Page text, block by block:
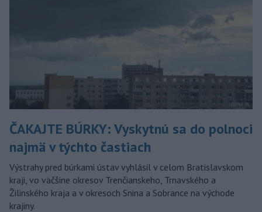
ČAKAJTE BÚRKY: Vyskytnú sa do polnoci
najmä v týchto častiach
Výstrahy pred búrkami ústav vyhlásil v celom Bratislavskom
kraji, vo väčšine okresov Trenčianskeho, Trnavského a
Žilinského kraja a v okresoch Snina a Sobrance na východe
krajiny.